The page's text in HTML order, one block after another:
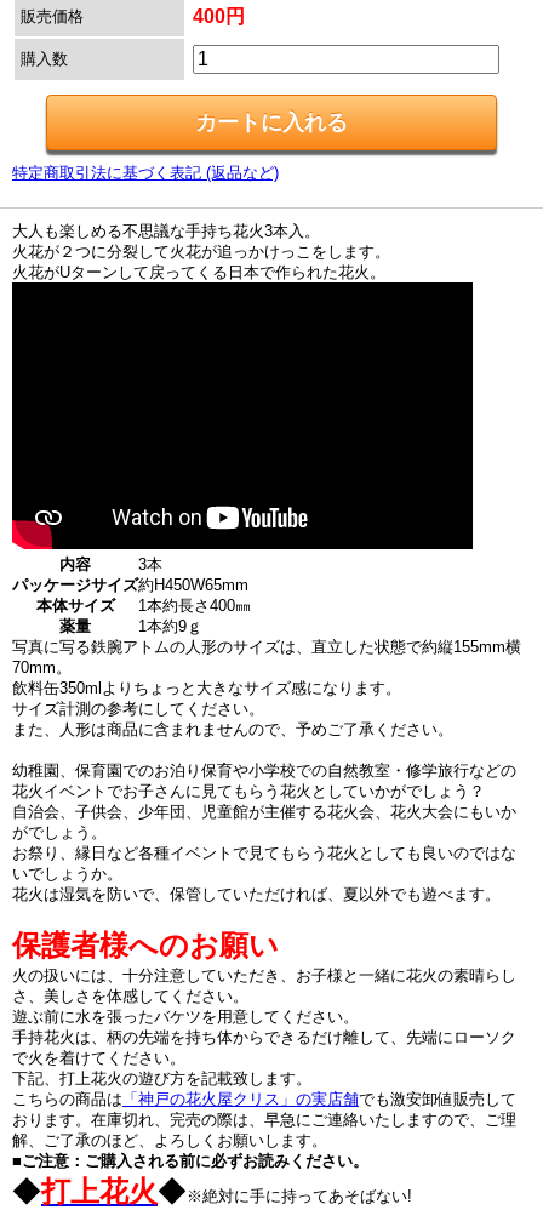
販売価格 400円
購入数
特定商取引法に基づく表記 (返品など)
大人も楽しめる不思議な手持ち花火3本入。
火花が２つに分裂して火花が追っかけっこをします。
火花がUターンして戻ってくる日本で作られた花火。
内容
3本
パッケージサイズ約H450W65mm
本体サイズ
1本約長さ400㎜
薬量
1本約9ｇ
写真に写る鉄腕アトムの人形のサイズは、直立した状態で約縦155mm横
70mm。
飲料缶350mlよりちょっと大きなサイズ感になります。
サイズ計測の参考にしてください。
また、人形は商品に含まれませんので、予めご了承ください。
幼稚園、保育園でのお泊り保育や小学校での自然教室・修学旅行などの
花火イベントでお子さんに見てもらう花火としていかがでしょう？
自治会、子供会、少年団、児童館が主催する花火会、花火大会にもいか
がでしょう。
お祭り、縁日など各種イベントで見てもらう花火としても良いのではな
いでしょうか。
花火は湿気を防いで、保管していただければ、夏以外でも遊べます。
保護者様へのお願い
火の扱いには、十分注意していただき、お子様と一緒に花火の素晴らし
さ、美しさを体感してください。
遊ぶ前に水を張ったバケツを用意してください。
手持花火は、柄の先端を持ち体からできるだけ離して、先端にローソク
で火を着けてください。
下記、打上花火の遊び方を記載致します。
こちらの商品は 「神戸の花火屋クリス」の実店舗でも激安卸値販売して
おります。在庫切れ、完売の際は、早急にご連絡いたしますので、ご理
解、ご了承のほど、よろしくお願いします。
■ご注意：ご購入される前に必ずお読みください。
◆打上花火◆ ※絶対に手に持ってあそばない!